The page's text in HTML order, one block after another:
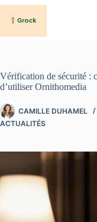
Passer
contenu
Vérification de sécurité :
d’utiliser Ornithomedia
CAMILLE DUHAMEL
ACTUALITÉS